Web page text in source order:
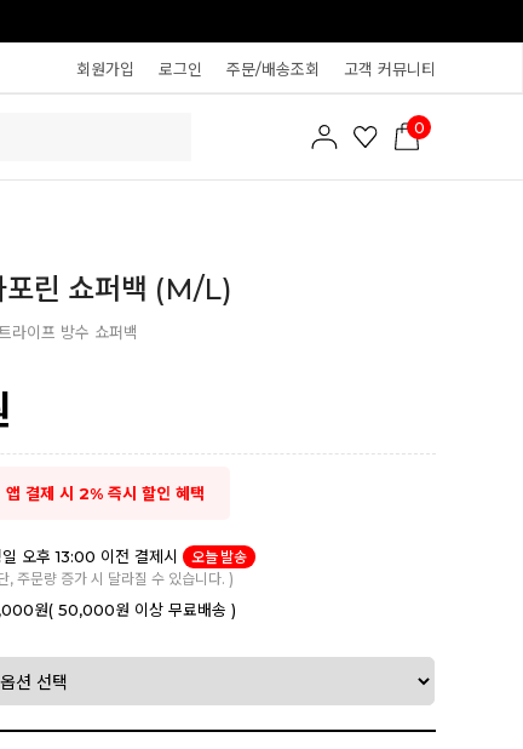
회원가입 로그인 주문/배송조회 고객 커뮤니티
0
포린 쇼퍼백 (M/L)
라이프 방수 쇼퍼백
앱 결제 시 2% 즉시 할인 혜택
오후 13:00 이전 결제시
오늘 발송
, 주문량 증가 시 달라질 수 있습니다. )
원( 50,000원 이상 무료배송 )